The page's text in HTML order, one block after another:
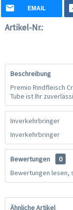
EMAIL
Artikel-Nr.:
Beschreibung
Premio Rindfleisch
Tube ist Ihr
Inverkehrbringer
Inverkehrbringer
Bewertungen
0
Bewertungen lesen,
Ähnliche Artikel